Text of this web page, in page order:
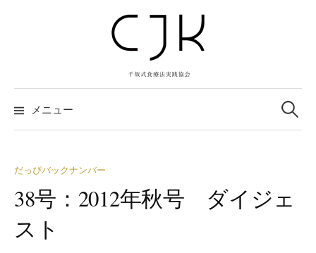
ツ
へ メニュー
検
索:
だっぴバックナンバー
38号：2012年秋号 ダイジェ
スト